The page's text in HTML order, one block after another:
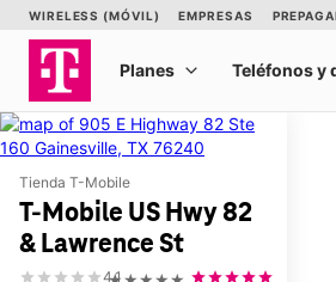
Tienda T-Mobile
T-Mobile US Hwy 82
& Lawrence St
★★★★★
4.1